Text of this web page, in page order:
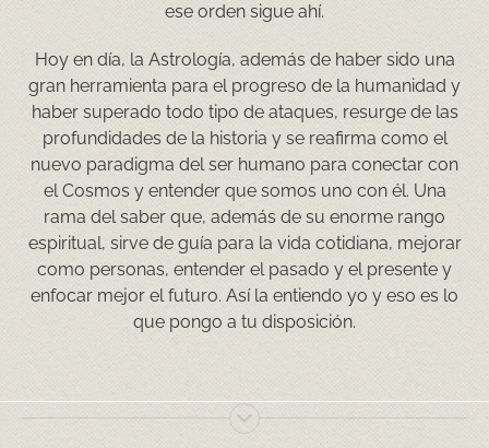
ese orden sigue ahí.
Hoy en día, la Astrología, además de haber sido una
gran herramienta para el progreso de la humanidad y
haber superado todo tipo de ataques, resurge de las
profundidades de la historia y se reafirma como el
nuevo paradigma del ser humano para conectar con
el Cosmos y entender que somos uno con él. Una
rama del saber que, además de su enorme rango
espiritual, sirve de guía para la vida cotidiana, mejorar
como personas, entender el pasado y el presente y
enfocar mejor el futuro. Así la entiendo yo y eso es lo
que pongo a tu disposición.